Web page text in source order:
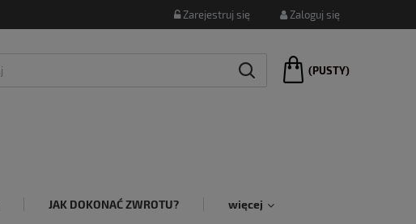
Zarejestruj się Zaloguj się
(PUSTY)
JAK DOKONAĆ ZWROTU? więcej